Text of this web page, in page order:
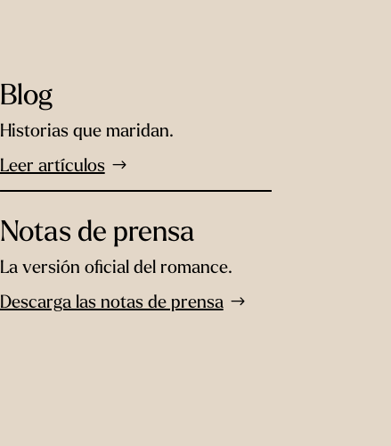
Blog
Historias que maridan.
Leer artículos
Notas de prensa
La versión oficial del romance.
Descarga las notas de prensa